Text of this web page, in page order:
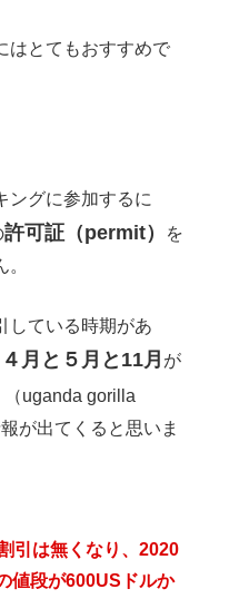
はとてもおすすめで
ングに参加するに
許可証（permit）
を
している時期があ
４月と５月と11月 が
uganda gorilla
が出てくると思いま
引は無くなり、2020
値段が600USドルか